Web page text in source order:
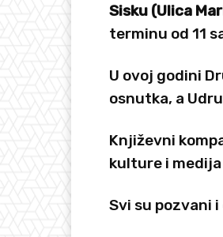
Sisku (Ulica
terminu od 11
U ovoj godini
osnutka, a
Književni
kulture i
Svi su pozvani